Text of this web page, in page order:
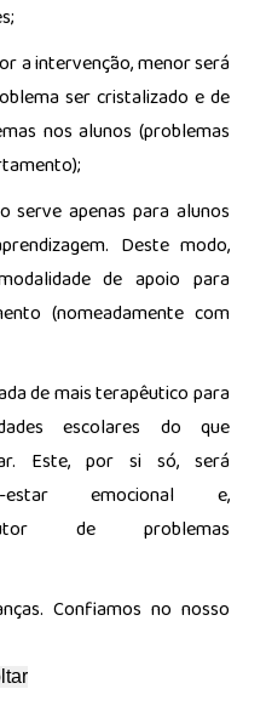
a intervenção, menor será
ser cristalizado e de
nos alunos (problemas
serve apenas para alunos
Deste modo,
de apoio para
(nomeadamente com
de mais terapêutico para
escolares do que
Este, por si só, será
emocional e,
de problemas
Confiamos no nosso